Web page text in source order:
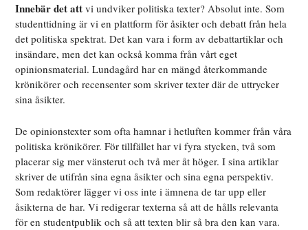
Innebär det att vi undviker politiska texter? Absolut inte. Som
studenttidning är vi en plattform för åsikter och debatt från hela
det politiska spektrat. Det kan vara i form av debattartiklar och
insändare, men det kan också komma från vårt eget
opinionsmaterial. Lundagård har en mängd återkommande
krönikörer och recensenter som skriver texter där de uttrycker
sina åsikter.
De opinionstexter som ofta hamnar i hetluften kommer från våra
politiska krönikörer. För tillfället har vi fyra stycken, två som
placerar sig mer vänsterut och två mer åt höger. I sina artiklar
skriver de utifrån sina egna åsikter och sina egna perspektiv.
Som redaktörer lägger vi oss inte i ämnena de tar upp eller
åsikterna de har. Vi redigerar texterna så att de hålls relevanta
för en studentpublik och så att texten blir så bra den kan vara.